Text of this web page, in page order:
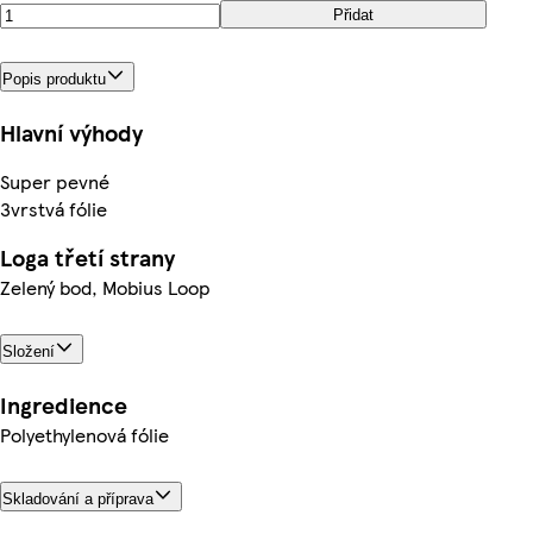
Přidat
Popis produktu
Hlavní výhody
Super pevné
3vrstvá fólie
Loga třetí strany
Zelený bod, Mobius Loop
Složení
Ingredience
Polyethylenová fólie
Skladování a příprava